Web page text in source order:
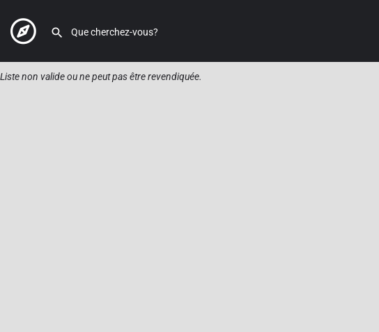
Liste non valide ou ne peut pas être revendiquée.